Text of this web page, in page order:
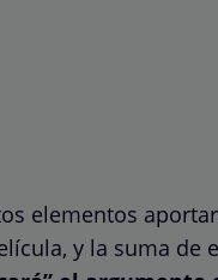
elementos
y la suma de